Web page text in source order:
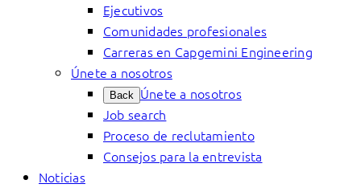
Ejecutivos
Comunidades profesionales
Carreras en Capgemini Engineering
Únete a nosotros
Back Únete a nosotros
Job search
Proceso de reclutamiento
Consejos para la entrevista
Noticias